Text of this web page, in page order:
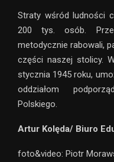
Straty wśród ludności
200 tys. osób.
metodycznie rabowali,
części naszej stolicy.
stycznia 1945 roku,
oddziałom
Polskiego.
Artur Kolęda/ Biuro
foto&video: Piotr